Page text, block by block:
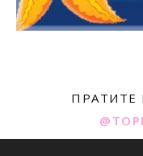
ПРАТИТЕ